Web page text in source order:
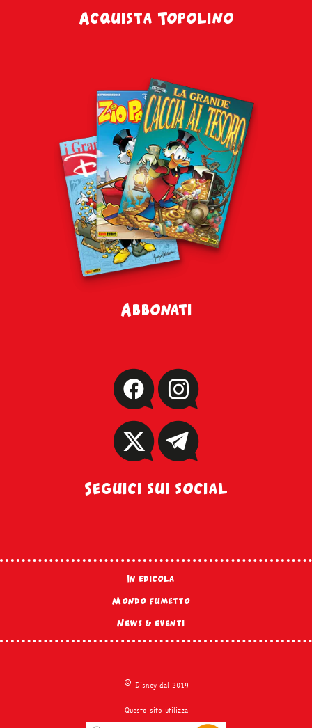
Acquista Topolino
Abbonati
Seguici sui social
In edicola
Mondo fumetto
News & eventi
© Disney dal 2019
Questo sito utilizza